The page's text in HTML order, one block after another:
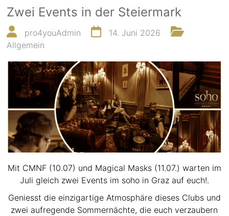
Zwei Events in der Steiermark
pro4youAdmin
14. Juni 2026
Allgemein
Mit CMNF (10.07) und Magical Masks (11.07.) warten im
Juli gleich zwei Events im soho in Graz auf euch!.
Geniesst die einzigartige Atmosphäre dieses Clubs und
zwei aufregende Sommernächte, die euch verzaubern